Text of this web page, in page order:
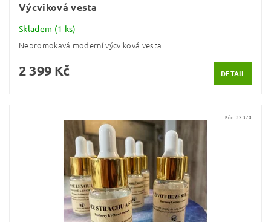
Výcviková vesta
Skladem (1 ks)
Nepromokavá moderní výcviková vesta.
2 399 Kč DETAIL
Kód:32370